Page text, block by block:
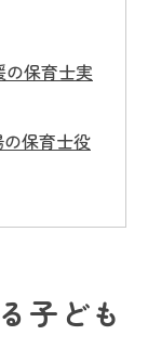
保育士実
保育士役
児支援実
子ども